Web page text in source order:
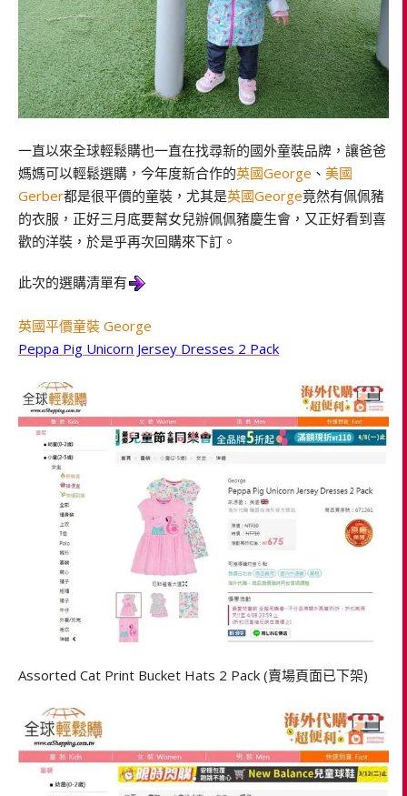
一直以來全球輕鬆購也一直在找尋新的國外童裝品牌，讓爸爸
媽媽可以輕鬆選購，今年度新合作的英國George 、 美國
Gerber都是很平價的童裝，尤其是英國George竟然有佩佩豬
的衣服，正好三月底要幫女兒辦佩佩豬慶生會，又正好看到喜
歡的洋裝，於是乎再次回購來下訂。
此次的選購清單有
英國平價童裝 George
Peppa Pig Unicorn Jersey Dresses 2 Pack
Assorted Cat Print Bucket Hats 2 Pack (賣場頁面已下架)